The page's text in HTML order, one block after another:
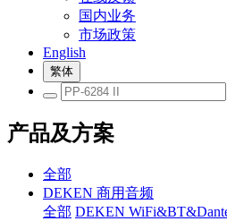
国内业务
市场政策
English
繁体
产品及方案
全部
DEKEN 商用音频
全部 DEKEN